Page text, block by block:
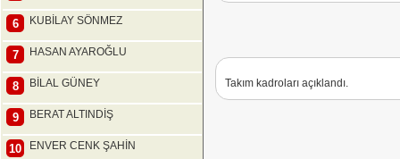
6 KUBİLAY SÖNMEZ
7 HASAN AYAROĞLU
8 BİLAL GÜNEY
9 BERAT ALTINDİŞ
10 ENVER CENK ŞAHİN
Takım kadroları açıklandı.